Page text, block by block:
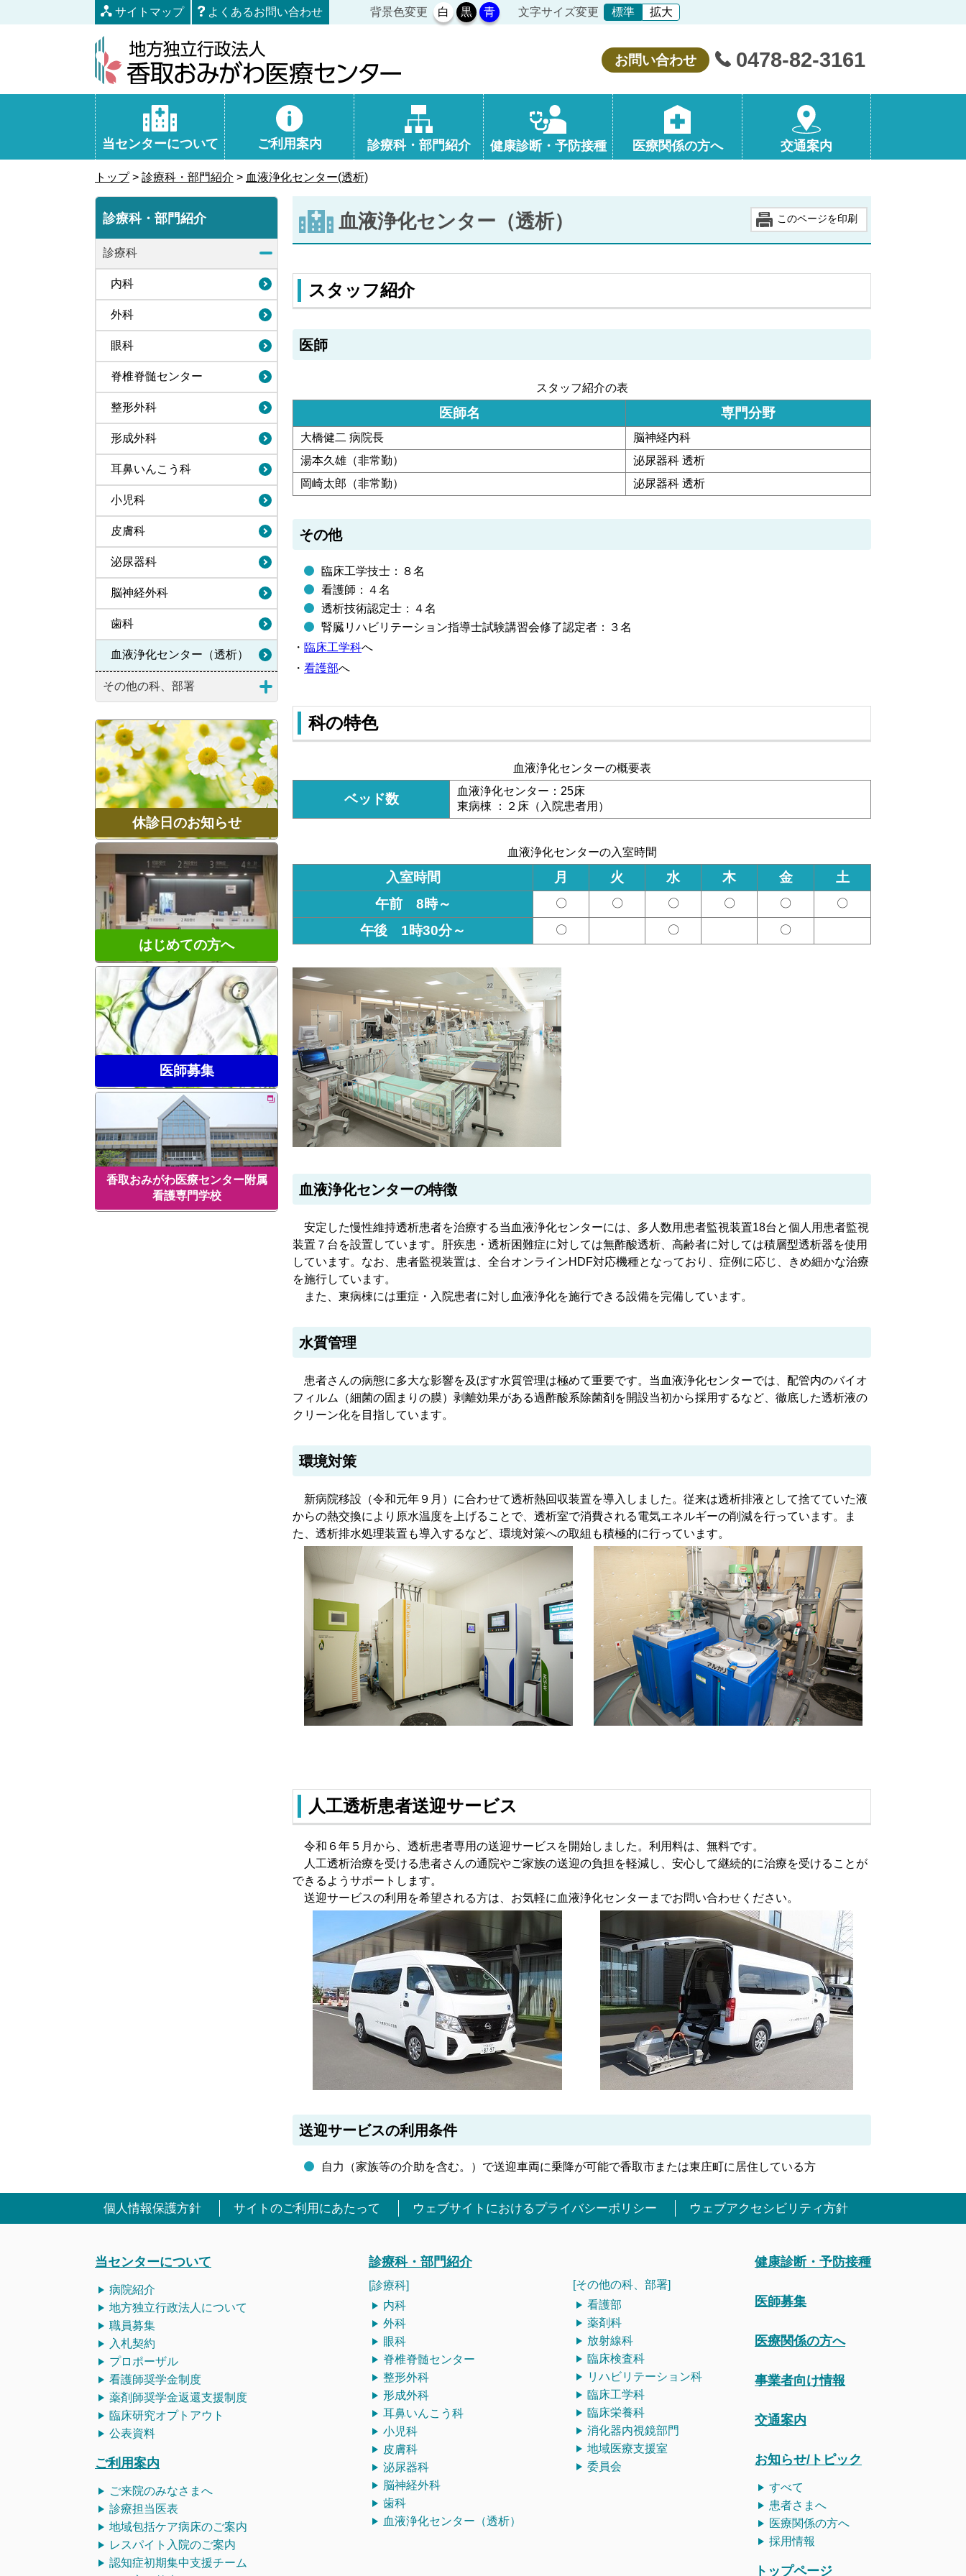
文
サイトマップ よくあるお問い合わせ 背景色変更 白 黒 青 文字サイズ変更 標準 拡大
お問い合わせ 0478-82-3161
当センターについて ご利用案内 診療科・部門紹介 健康診断・予防接種 医療関係の方へ 交通案内
トップ> 診療科・部門紹介 > 血液浄化センター(透析)
血液浄化センター（透析） このページを印刷
スタッフ紹介
医師
スタッフ紹介の表
医師名 専門分野
大橋健二 病院長
脳神経内科
湯本久雄（非常勤）
泌尿器科 透析
岡崎太郎（非常勤）
泌尿器科 透析
その他
臨床工学技士：８名
看護師：４名
透析技術認定士：４名
腎臓リハビリテーション指導士試験講習会修了認定者：３名
・​ 臨床工学科へ
・ 看護部へ
科の特色
血液浄化センターの概要表
ベッド数
血液浄化センター：25床
東病棟 ：２床（入院患者用）
血液浄化センターの入室時間
入室時間 月 火 水 木 金
土
午前 8時～
〇 〇 〇 〇 〇 〇
午後 1時30分～ 〇 〇 〇
血液浄化センターの特徴
安定した慢性維持透析患者を治療する当血液浄化センターには、多人数用患者監視装置18台と個人用患者監視
装置７台を設置しています。肝疾患・透析困難症に対しては無酢酸透析、高齢者に対しては積層型透析器を使用
しています。なお、患者監視装置は、全台オンラインHDF対応機種となっており、症例に応じ、きめ細かな治療
を施行しています。
また、東病棟には重症・入院患者に対し血液浄化を施行できる設備を完備しています。
水質管理
患者さんの病態に多大な影響を及ぼす水質管理は極めて重要です。当血液浄化センターでは、配管内のバイオ
フィルム（細菌の固まりの膜）剥離効果がある過酢酸系除菌剤を開設当初から採用するなど、徹底した透析液の
クリーン化を目指しています。
環境対策
新病院移設（令和元年９月）に合わせて透析熱回収装置を導入しました。従来は透析排液として捨てていた液
からの熱交換により原水温度を上げることで、透析室で消費される電気エネルギーの削減を行っています。ま
た、透析排水処理装置も導入するなど、環境対策への取組も積極的に行っています。
人工透析患者送迎サービス
令和６年５月から、透析患者専用の送迎サービスを開始しました。利用料は、無料です。
人工透析治療を受ける患者さんの通院やご家族の送迎の負担を軽減し、安心して継続的に治療を受けることが
できるようサポートします。
送迎サービスの利用を希望される方は、お気軽に血液浄化センターまでお問い合わせください。
送迎サービスの利用条件
自力（家族等の介助を含む。）で送迎車両に乗降が可能で香取市または東庄町に居住している方
診療科・部門紹介
診療科
内科
外科
眼科
脊椎脊髄センター
整形外科
形成外科
耳鼻いんこう科
小児科
皮膚科
泌尿器科
脳神経外科
歯科
血液浄化センター（透析）
その他の科、部署
休診日のお知らせ
はじめての方へ
医師募集
香取おみがわ医療センター附属
看護専門学校
個人情報保護方針 サイトのご利用にあたって ウェブサイトにおけるプライバシーポリシー ウェブアクセシビリティ方針
当センターについて
病院紹介
地方独立行政法人について
職員募集
入札契約
プロポーザル
看護師奨学金制度
薬剤師奨学金返還支援制度
臨床研究オプトアウト
公表資料
ご利用案内
ご来院のみなさまへ
診療担当医表
地域包括ケア病床のご案内
レスパイト入院のご案内
認知症初期集中支援チーム
診療科・部門紹介
[診療科]
内科
外科
眼科
脊椎脊髄センター
整形外科
形成外科
耳鼻いんこう科
小児科
皮膚科
泌尿器科
脳神経外科
歯科
血液浄化センター（透析）
[その他の科、部署]
看護部
薬剤科
放射線科
臨床検査科
リハビリテーション科
臨床工学科
臨床栄養科
消化器内視鏡部門
地域医療支援室
委員会
健康診断・予防接種
医師募集
医療関係の方へ
事業者向け情報
交通案内
お知らせ/トピック
すべて
患者さまへ
医療関係の方へ
採用情報
トップページ